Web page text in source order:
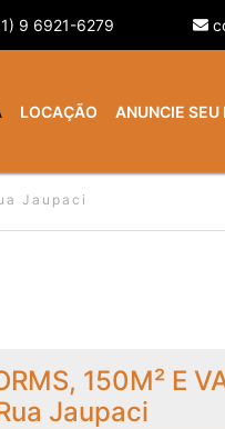
9 6921-6279
LOCAÇÃO ANUNCIE SEU
Jaupaci
150M² E
Jaupaci